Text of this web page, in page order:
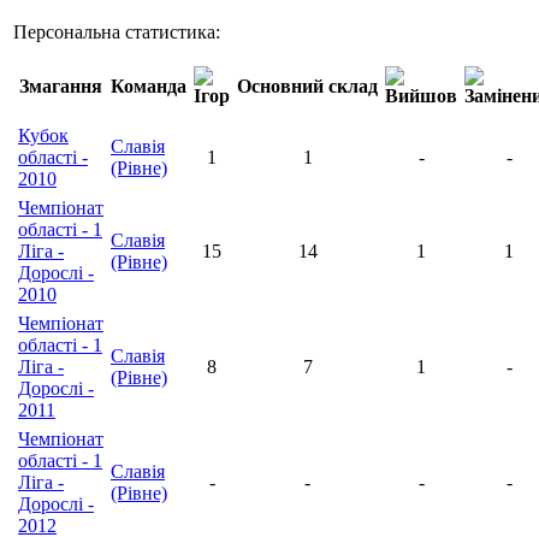
Персональна статистика:
Змагання Команда Основний склад
Кубок
області -
2010
Славія
(Рівне)
1 1 - -
Чемпіонат
області - 1
Ліга -
Дорослі -
2010
Славія
(Рівне)
15 14 1 1
Чемпіонат
області - 1
Ліга -
Дорослі -
2011
Славія
(Рівне)
8 7 1 -
Чемпіонат
області - 1
Ліга -
Дорослі -
2012
Славія
(Рівне)
- - - -